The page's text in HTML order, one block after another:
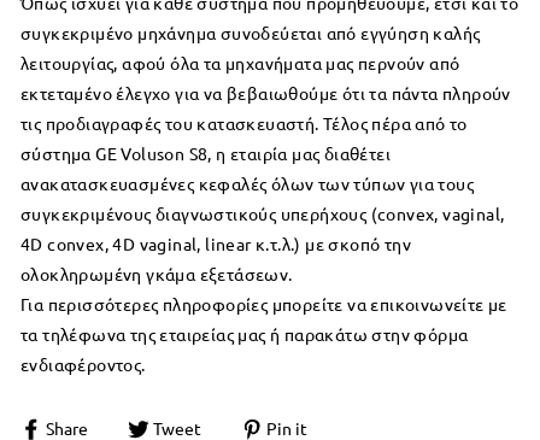
συγκεκριμένο μηχάνημα συνοδεύεται από εγγύηση καλής
λειτουργίας, αφού όλα τα μηχανήματα μας περνούν από
εκτεταμένο έλεγχο για να βεβαιωθούμε ότι τα πάντα πληρούν
τις προδιαγραφές του κατασκευαστή. Τέλος πέρα από το
σύστημα GE Voluson S8, η εταιρία μας διαθέτει
ανακατασκευασμένες κεφαλές όλων των τύπων για τους
συγκεκριμένους διαγνωστικούς υπερήχους (convex, vaginal,
4D convex, 4D vaginal, linear κ.τ.λ.) με σκοπό την
ολοκληρωμένη γκάμα εξετάσεων.
Για περισσότερες πληροφορίες μπορείτε να επικοινωνείτε με
τα τηλέφωνα της εταιρείας μας ή παρακάτω στην φόρμα
ενδιαφέροντος.
Share Tweet Pin it